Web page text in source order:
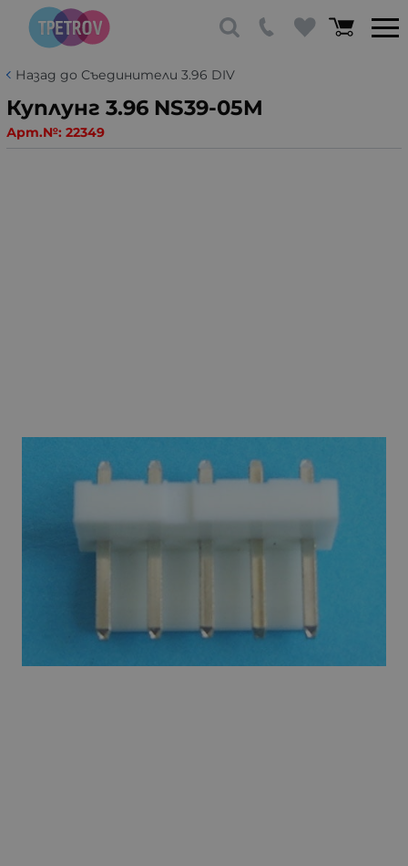
Назад до Съединители 3.96 DIV
Куплунг 3.96 NS39-05M
Арт.№: 22349